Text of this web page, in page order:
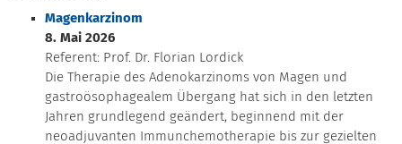
Magenkarzinom
8. Mai 2026
Referent: Prof. Dr. Florian Lordick
Die Therapie des Adenokarzinoms von Magen und
gastroösophagealem Übergang hat sich in den letzten
Jahren grundlegend geändert, beginnend mit der
neoadjuvanten Immunchemotherapie bis zur gezielten